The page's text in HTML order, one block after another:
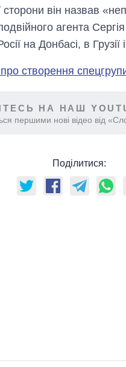
сторони він назвав
агента
на Донбасі, в Грузії
створення
НА НАШ
першими нові відео від
Поділитися: